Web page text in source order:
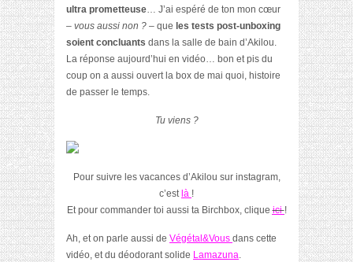
ultra prometteuse… J’ai espéré de ton mon cœur
– vous aussi non ? – que les tests post-unboxing
soient concluants dans la salle de bain d’Akilou.
La réponse aujourd’hui en vidéo… bon et pis du
coup on a aussi ouvert la box de mai quoi, histoire
de passer le temps.
Tu viens ?
Pour suivre les vacances d’Akilou sur instagram,
c’est là !
Et pour commander toi aussi ta Birchbox, cliqueici!
Ah, et on parle aussi de Végétal&Vous dans cette
vidéo, et du déodorant solide Lamazuna.